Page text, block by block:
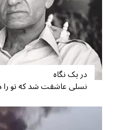
در یک نگاه
نسلی عاشقت شد که تو را